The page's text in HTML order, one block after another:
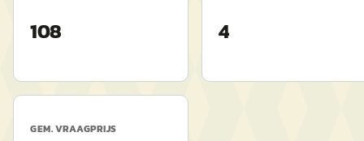
108 4
GEM. VRAAGPRIJS